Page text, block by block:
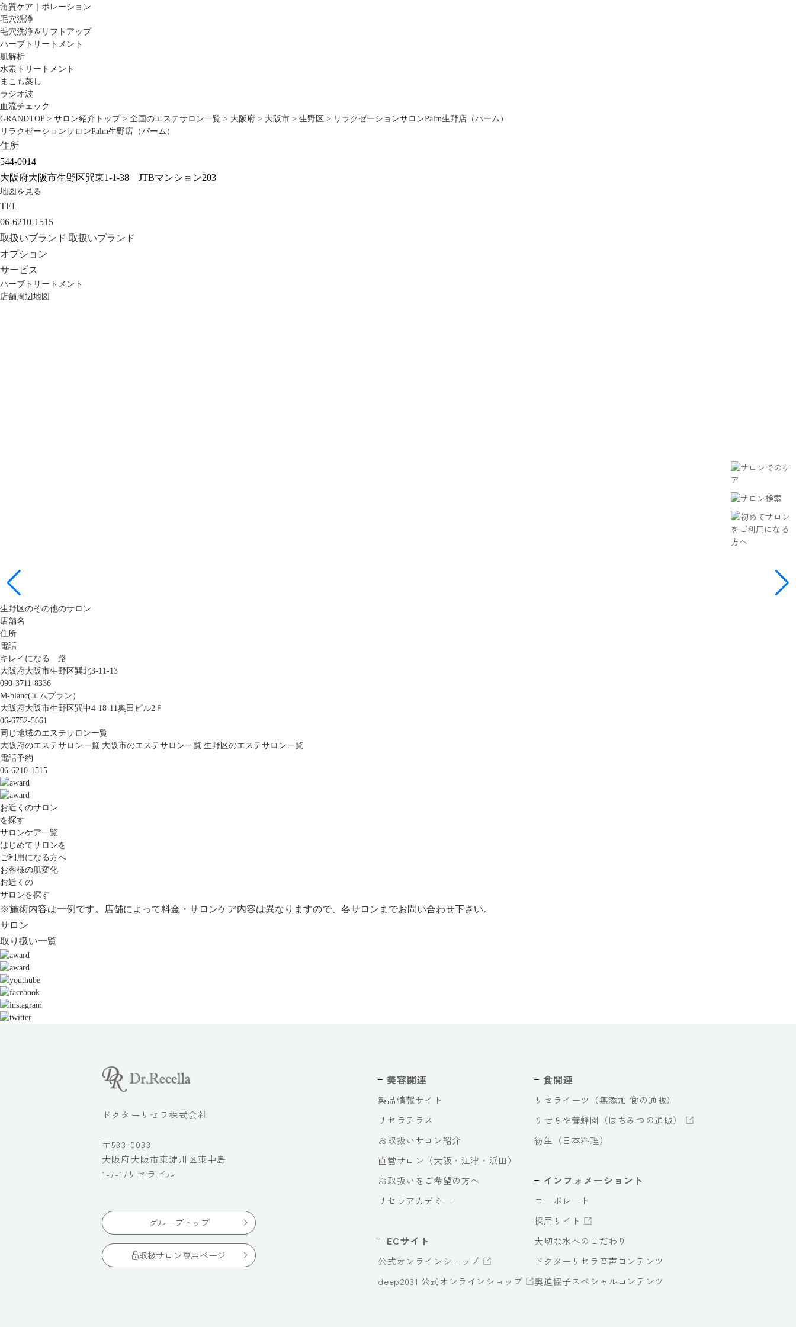
角質ケア｜ポレーション
毛穴洗浄
毛穴洗浄＆リフトアップ
ハーブトリートメント
肌解析
水素トリートメント
まこも蒸し
ラジオ波
血流チェック
GRANDTOP > サロン紹介トップ > 全国のエステサロン一覧 > 大阪府 > 大阪市 > 生野区 > リラクゼーションサロンPalm生野店（パーム）
リラクゼーションサロンPalm生野店（パーム）
住所
544-0014
大阪府大阪市生野区巽東1-1-38 JTBマンション203
地図を見る
TEL
06-6210-1515
取扱いブランド 取扱いブランド
オプション
サービス
ハーブトリートメント
店舗周辺地図
生野区のその他のサロン
店舗名
住所
電話
キレイになる 路
大阪府大阪市生野区巽北3-11-13
090-3711-8336
M-blanc(エムブラン）
大阪府大阪市生野区巽中4-18-11奥田ビル2Ｆ
06-6752-5661
同じ地域のエステサロン一覧
大阪府のエステサロン一覧 大阪市のエステサロン一覧 生野区のエステサロン一覧
電話予約
06-6210-1515
お近くのサロン
を探す
サロンケア一覧
はじめてサロンを
ご利用になる方へ
お客様の肌変化
お近くの
サロンを探す
※施術内容は一例です。店舗によって料金・サロンケア内容は異なりますので、各サロンまでお問い合わせ下さい。
サロン
取り扱い一覧
ドクターリセラ株式会社
〒533-0033
大阪府大阪市東淀川区東中島
1-7-17リセラビル
グループトップ
取扱サロン専用ページ
美容関連
製品情報サイト
リセラテラス
お取扱いサロン紹介
直営サロン（大阪・江津・浜田）
お取扱いをご希望の方へ
リセラアカデミー
ECサイト
公式オンラインショップ
deep2031 公式オンラインショップ
食関連
リセライーツ（無添加 食の通販）
りせらや養蜂園（はちみつの通販）
紡生（日本料理）
インフォメーショント
コーポレート
採用サイト
大切な水へのこだわり
ドクターリセラ音声コンテンツ
奥迫協子スペシャルコンテンツ